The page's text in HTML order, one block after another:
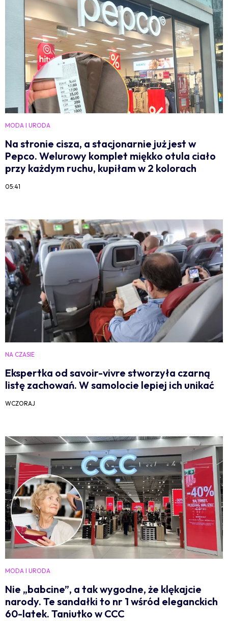
MODA I URODA
Na stronie cisza, a stacjonarnie już jest w
Pepco. Welurowy komplet miękko otula ciało
przy każdym ruchu, kupiłam w 2 kolorach
05:41
NA CZASIE
Ekspertka od savoir-vivre stworzyła czarną
listę zachowań. W samolocie lepiej ich unikać
WCZORAJ
MODA I URODA
Nie „babcine”, a tak wygodne, że klękajcie
narody. Te sandałki to nr 1 wśród eleganckich
60-latek. Taniutko w CCC